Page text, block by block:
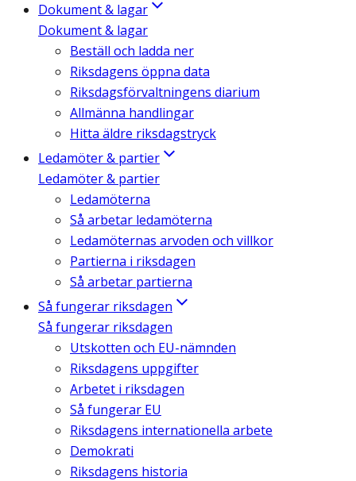
Dokument & lagar
Dokument & lagar
Beställ och ladda ner
Riksdagens öppna data
Riksdagsförvaltningens diarium
Allmänna handlingar
Hitta äldre riksdagstryck
Ledamöter & partier
Ledamöter & partier
Ledamöterna
Så arbetar ledamöterna
Ledamöternas arvoden och villkor
Partierna i riksdagen
Så arbetar partierna
Så fungerar riksdagen
Så fungerar riksdagen
Utskotten och EU-nämnden
Riksdagens uppgifter
Arbetet i riksdagen
Så fungerar EU
Riksdagens internationella arbete
Demokrati
Riksdagens historia